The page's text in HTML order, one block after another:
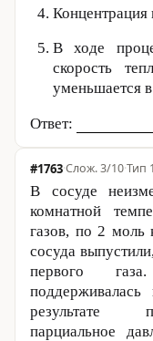
Концентрация
В ходе
скорость
уменьшается
Ответ:
#1763· 3/10·Тип
В сосуде
комнатной
газов, по 2 моль
сосуда
первого
результате
парциальное